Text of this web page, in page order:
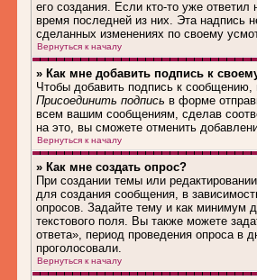
его создания. Если кто-то уже
время последней из них. Эта надпись
сделанных изменениях по своему
Вернуться к началу
» Как мне добавить подпись к
Чтобы добавить подпись к
Присоединить подпись в форме
всем вашим сообщениям, сделав
на это, вы сможете отменить
Вернуться к началу
» Как мне создать опрос?
При создании темы или
для создания сообщения, в
опросов. Задайте тему и как минимум
текстового поля. Вы также можете
ответа», период проведения опроса в
проголосовали.
Вернуться к началу